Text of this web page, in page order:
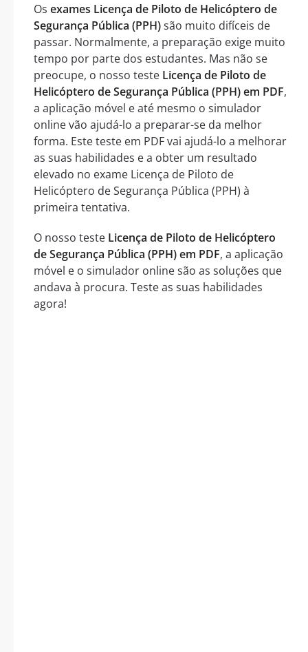
Os exames Licença de Piloto de Helicóptero de
Segurança Pública (PPH)são muito difíceis de
passar. Normalmente, a preparação exige muito
tempo por parte dos estudantes. Mas não se
preocupe, o nosso teste Licença de Piloto de
Helicóptero de Segurança Pública (PPH) em PDF,
a aplicação móvel e até mesmo o simulador
online vão ajudá-lo a preparar-se da melhor
forma. Este teste em PDF vai ajudá-lo a melhorar
as suas habilidades e a obter um resultado
elevado no exame Licença de Piloto de
Helicóptero de Segurança Pública (PPH) à
primeira tentativa.
O nosso teste Licença de Piloto de Helicóptero
de Segurança Pública (PPH) em PDF, a aplicação
móvel e o simulador online são as soluções que
andava à procura. Teste as suas habilidades
agora!